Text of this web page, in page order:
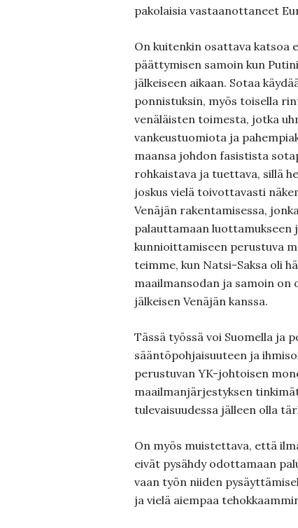
pakolaisia vastaanottaneet
On kuitenkin osattava katsoa
päättymisen samoin kun
jälkeiseen aikaan. Sotaa
ponnistuksin, myös toisella
venäläisten toimesta, jotka
vankeustuomiota ja
maansa johdon fasistista
rohkaistava ja tuettava, sillä
joskus vielä toivottavasti
Venäjän rakentamisessa,
palauttamaan luottamukseen
kunnioittamiseen perustuva
teimme, kun Natsi-Saksa oli
maailmansodan ja samoin on
jälkeisen Venäjän kanssa.
Tässä työssä voi Suomella ja
sääntöpohjaisuuteen ja
perustuvan YK-johtoisen
maailmanjärjestyksen
tulevaisuudessa jälleen olla
On myös muistettava, että
eivät pysähdy odottamaan
vaan työn niiden
ja vielä aiempaa